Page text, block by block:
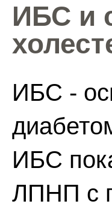
ИБС и
ИБС -
ИБС
ЛПНП с